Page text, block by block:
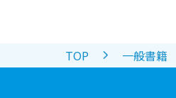
TOP 一般書籍